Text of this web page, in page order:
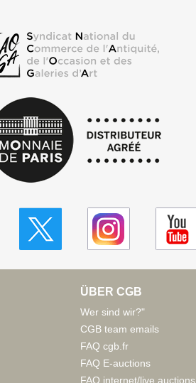
ÜBER CGB
Wer sind wir?"
CGB team emails
FAQ cgb.fr
FAQ E-auctions
FAQ internet/live auctions